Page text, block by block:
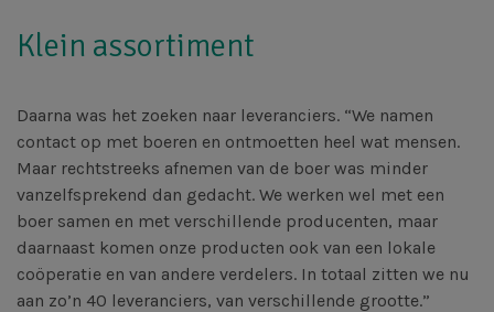
Klein assortiment
Daarna was het zoeken naar leveranciers. “We namen
contact op met boeren en ontmoetten heel wat mensen.
Maar rechtstreeks afnemen van de boer was minder
vanzelfsprekend dan gedacht. We werken wel met een
boer samen en met verschillende producenten, maar
daarnaast komen onze producten ook van een lokale
coöperatie en van andere verdelers. In totaal zitten we nu
aan zo’n 40 leveranciers, van verschillende grootte.”